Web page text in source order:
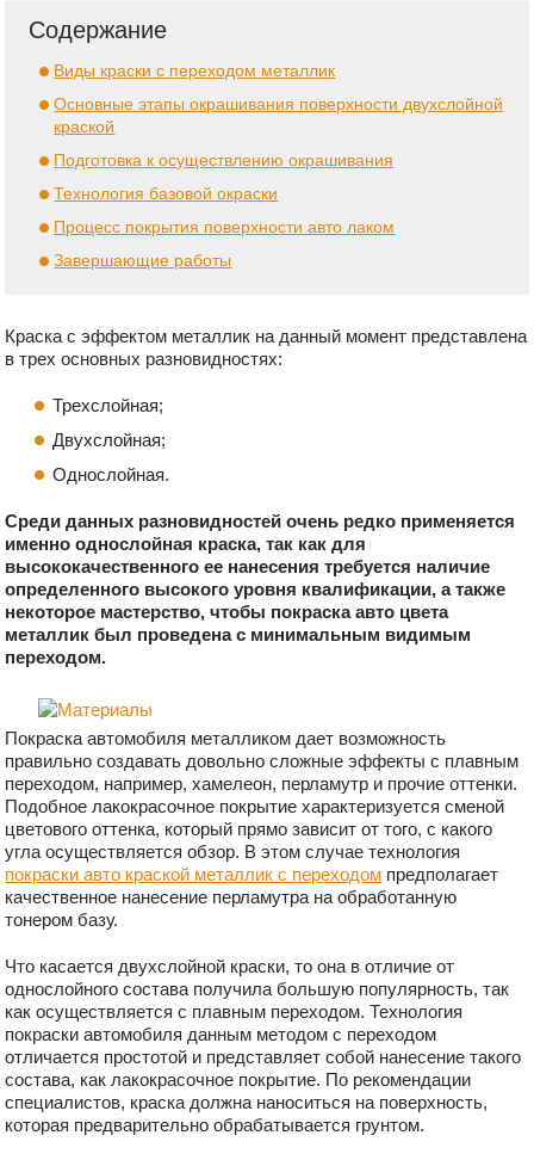
Содержание
Виды краски с переходом металлик
Основные этапы окрашивания поверхности двухслойной
краской
Подготовка к осуществлению окрашивания
Технология базовой окраски
Процесс покрытия поверхности авто лаком
Завершающие работы
Краска с эффектом металлик на данный момент представлена
в трех основных разновидностях:
Трехслойная;
Двухслойная;
Однослойная.
Среди данных разновидностей очень редко применяется
именно однослойная краска, так как для
высококачественного ее нанесения требуется наличие
определенного высокого уровня квалификации, а также
некоторое мастерство, чтобы покраска авто цвета
металлик был проведена с минимальным видимым
переходом.
Покраска автомобиля металликом дает возможность
правильно создавать довольно сложные эффекты с плавным
переходом, например, хамелеон, перламутр и прочие оттенки.
Подобное лакокрасочное покрытие характеризуется сменой
цветового оттенка, который прямо зависит от того, с какого
угла осуществляется обзор. В этом случае технология
покраски авто краской металлик с переходом предполагает
качественное нанесение перламутра на обработанную
тонером базу.
Что касается двухслойной краски, то она в отличие от
однослойного состава получила большую популярность, так
как осуществляется с плавным переходом. Технология
покраски автомобиля данным методом с переходом
отличается простотой и представляет собой нанесение такого
состава, как лакокрасочное покрытие. По рекомендации
специалистов, краска должна наноситься на поверхность,
которая предварительно обрабатывается грунтом.